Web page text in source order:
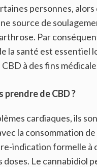
personnes, alors
source de
Par
la santé est essentiel
à des fins
prendre de CBD ?
cardiaques, ils
la consommation de
indication formelle à
Le cannabidiol